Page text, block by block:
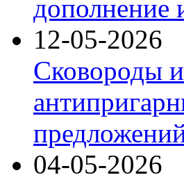
дополнение
12-05-2026
Сковороды
04-05-2026